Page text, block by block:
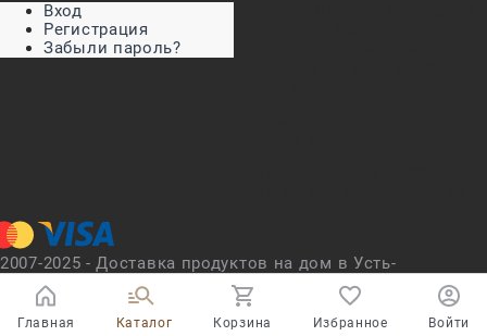
Вход
Регистрация
Забыли пароль?
2007-2025 - Доставка продуктов на дом в Усть-
Каменогорске
2007-2025 - Доставка продуктов на дом в Усть-
Каменогорске
Главная Каталог Корзина Избранное Войти